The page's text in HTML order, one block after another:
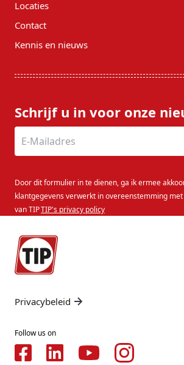
Locaties
Contact
Kennis en nieuws
Schrijf u in voor onze
Door dit formulier in te dienen, ga ik ermee
klantgegevens verwerkt in overeenstemming
van TIPTIP's privacy policy
Privacybeleid
Follow us on